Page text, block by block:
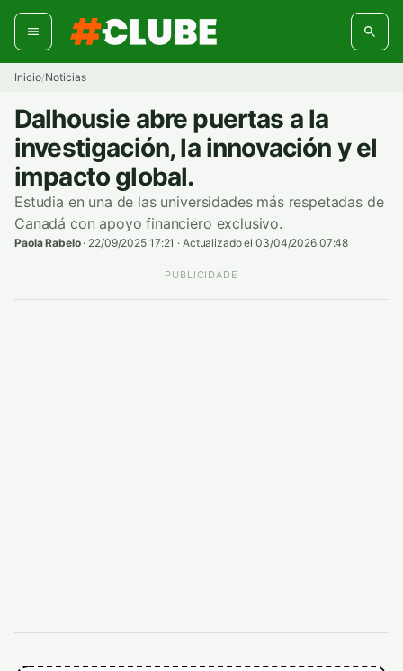
contenido
Inicio/Noticias
Dalhousie abre puertas a la
investigación, la innovación y el
impacto global.
Estudia en una de las universidades más respetadas de
Canadá con apoyo financiero exclusivo.
Paola Rabelo· 22/09/2025 17:21 · Actualizado el 03/04/2026 07:48
PUBLICIDADE